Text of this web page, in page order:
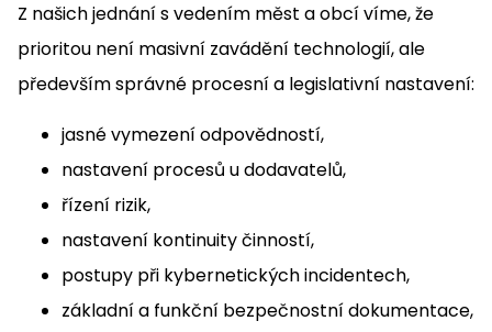
Z našich jednání s vedením měst a obcí víme, že
prioritou není masivní zavádění technologií, ale
především správné procesní a legislativní nastavení:
jasné vymezení odpovědností,
nastavení procesů u dodavatelů,
řízení rizik,
nastavení kontinuity činností,
postupy při kybernetických incidentech,
základní a funkční bezpečnostní dokumentace,